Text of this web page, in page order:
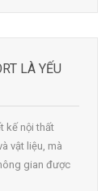
LÀ YẾU
kế nội thất
vật liệu, mà
gian được